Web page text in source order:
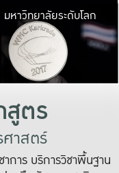
มหาวิ
เปลี่ยนแปลง แล
เพื่อทำง
ระบบสารสนเทศ
มหาวิทยาลัยระดับโลก
ตร
าสตร์
าร บริการวิชาพื้นฐาน